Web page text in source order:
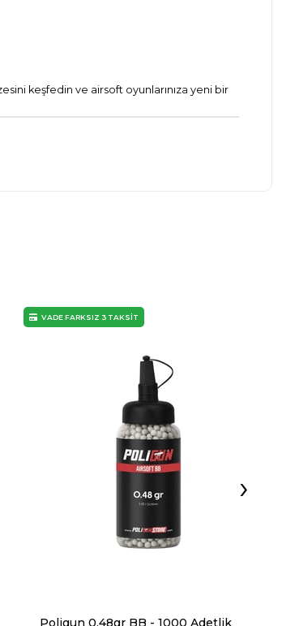
keşfedin ve airsoft oyunlarınıza yeni bir
Poligun 0.48gr BB - 1000 Adetlik
VADE FARKSIZ 3 TAKSİT
›